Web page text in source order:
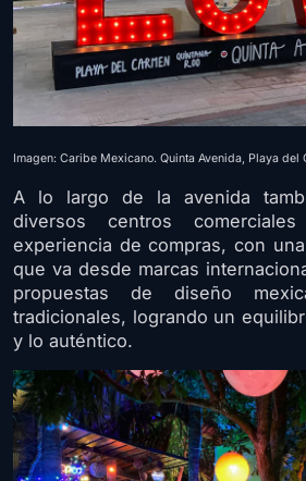
Imagen: Caribe Mexicano. Quinta Avenida, Playa del
A lo largo de la avenida
diversos centros
experiencia de compras, con
que va desde marcas
propuestas de diseño
tradicionales, logrando un
y lo auténtico.